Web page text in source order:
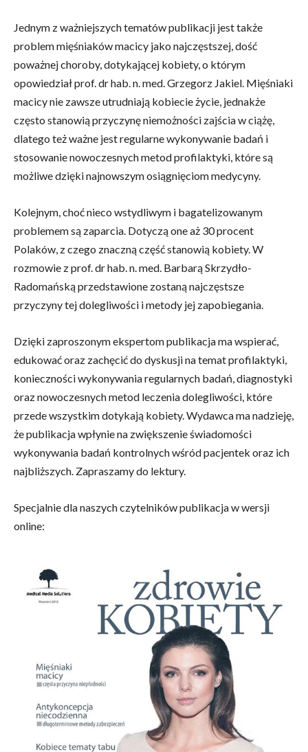
Jednym z ważniejszych tematów publikacji jest także
problem mięśniaków macicy jako najczęstszej, dość
poważnej choroby, dotykającej kobiety, o którym
opowiedział prof. dr hab. n. med. Grzegorz Jakiel. Mięśniaki
macicy nie zawsze utrudniają kobiecie życie, jednakże
często stanowią przyczynę niemożności zajścia w ciążę,
dlatego też ważne jest regularne wykonywanie badań i
stosowanie nowoczesnych metod profilaktyki, które są
możliwe dzięki najnowszym osiągnięciom medycyny.
Kolejnym, choć nieco wstydliwym i bagatelizowanym
problemem są zaparcia. Dotyczą one aż 30 procent
Polaków, z czego znaczną część stanowią kobiety. W
rozmowie z prof. dr hab. n. med. Barbarą Skrzydło-
Radomańską przedstawione zostaną najczęstsze
przyczyny tej dolegliwości i metody jej zapobiegania.
Dzięki zaproszonym ekspertom publikacja ma wspierać,
edukować oraz zachęcić do dyskusji na temat profilaktyki,
konieczności wykonywania regularnych badań, diagnostyki
oraz nowoczesnych metod leczenia dolegliwości, które
przede wszystkim dotykają kobiety. Wydawca ma nadzieję,
że publikacja wpłynie na zwiększenie świadomości
wykonywania badań kontrolnych wśród pacjentek oraz ich
najbliższych. Zapraszamy do lektury.
Specjalnie dla naszych czytelników publikacja w wersji
online: